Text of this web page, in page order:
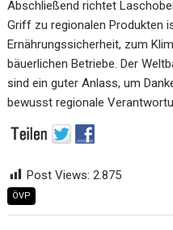
Abschließend richtet
Griff zu regionalen Produkten
Ernährungssicherheit, zum
bäuerlichen Betriebe. Der
sind ein guter Anlass, um
bewusst regionale
Post Views: 2.875
ÖVP